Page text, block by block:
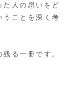
人の思いをど
うことを深く考
る一冊です。